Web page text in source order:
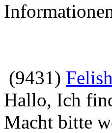
(9431)
Hallo, Ich
Macht bitte